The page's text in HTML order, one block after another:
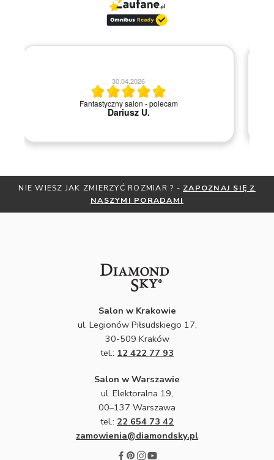
20.04.2026
Szybka i sprawna obsługa.
NIE WIESZ JAK ZMIERZYĆ ROZMIAR ? - ZAPOZNAJ SIĘ Z
NASZYMI PORADAMI
Salon w Krakowie
ul. Legionów Piłsudskiego 17,
30-509 Kraków
tel.: 12 422 77 93
Salon w Warszawie
ul. Elektoralna 19,
00–137 Warszawa
tel.: 22 654 73 42
zamowienia@diamondsky.pl